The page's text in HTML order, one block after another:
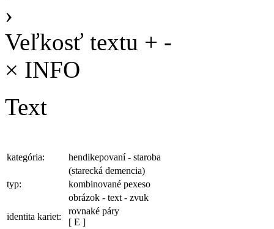
›
Veľkosť textu + -
× INFO
Text
kategória:
hendikepovaní - staroba
(starecká demencia)
typ:
kombinované pexeso
obrázok - text - zvuk
identita kariet:
rovnaké páry
[ E ]